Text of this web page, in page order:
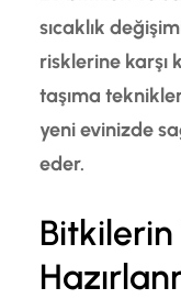
sıcaklık
risklerine karşı
taşıma
yeni evinizde
eder.
Bitkilerin